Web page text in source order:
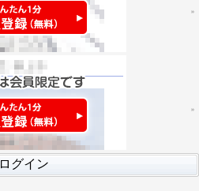
ログイン